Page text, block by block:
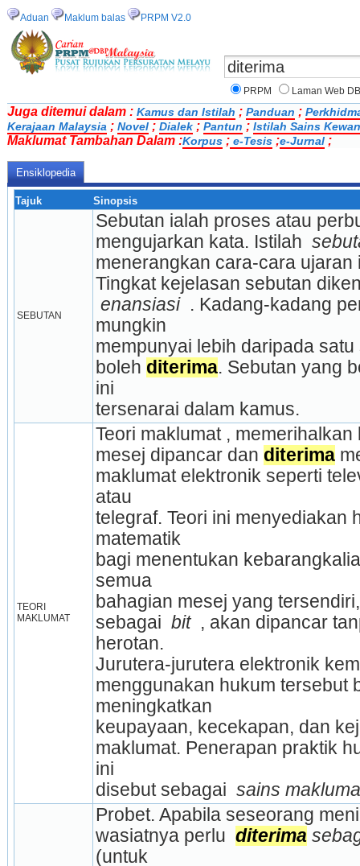
Aduan Maklum balas PRPM V2.0
PRPM Laman Web
Juga ditemui dalam : Kamus dan Istilah ; Panduan ;
Kerajaan Malaysia ; Novel ; Dialek ; Pantun ; Istilah Sains
Maklumat Tambahan Dalam :Korpus ; e-Tesis ;e-Jurnal ;
Ensiklopedia
Tajuk Sinopsis
SEBUTAN
Sebutan ialah proses atau
mengujarkan kata. Istilah
menerangkan cara-cara ujaran
Tingkat kejelasan sebutan
enansiasi . Kadang-kadang
mungkin
mempunyai lebih daripada
boleh diterima. Sebutan yang
ini
tersenarai dalam kamus.
TEORI
MAKLUMAT
Teori maklumat , memerihalkan
mesej dipancar dan diterima
maklumat elektronik seperti
atau
telegraf. Teori ini menyediakan
matematik
bagi menentukan
semua
bahagian mesej yang
sebagai bit , akan dipancar
herotan.
Jurutera-jurutera elektronik
menggunakan hukum tersebut
meningkatkan
keupayaan, kecekapan, dan
maklumat. Penerapan praktik
ini
disebut sebagai sains
Probet. Apabila seseorang
wasiatnya perlu diterima
(untuk